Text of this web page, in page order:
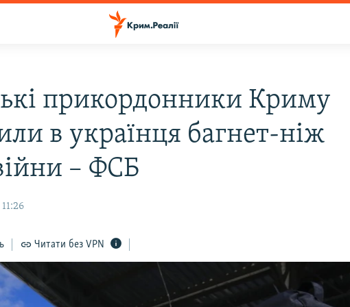
прикордонники Криму
в українця багнет-ніж
– ФСБ
Читати без VPN